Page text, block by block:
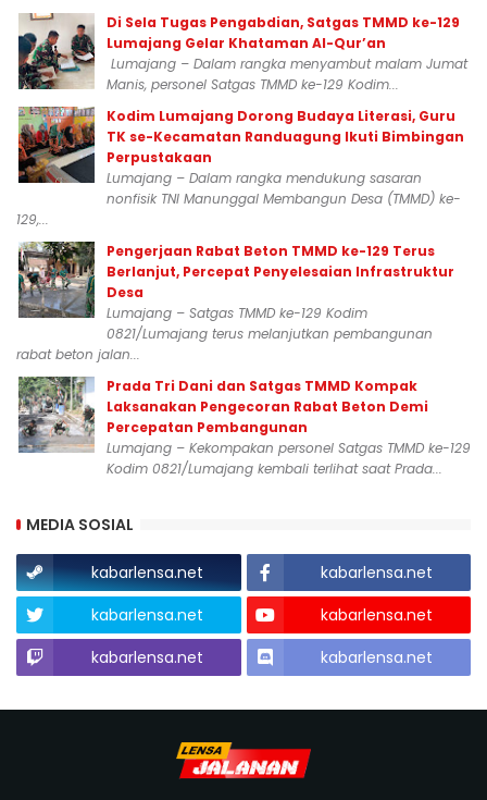
Di Sela Tugas Pengabdian, Satgas TMMD ke-129
Lumajang Gelar Khataman Al-Qur’an
Lumajang – Dalam rangka menyambut malam Jumat
Manis, personel Satgas TMMD ke-129 Kodim...
Kodim Lumajang Dorong Budaya Literasi, Guru
TK se-Kecamatan Randuagung Ikuti Bimbingan
Perpustakaan
Lumajang – Dalam rangka mendukung sasaran
nonfisik TNI Manunggal Membangun Desa (TMMD) ke-
129,...
Pengerjaan Rabat Beton TMMD ke-129 Terus
Berlanjut, Percepat Penyelesaian Infrastruktur
Desa
Lumajang – Satgas TMMD ke-129 Kodim
0821/Lumajang terus melanjutkan pembangunan
rabat beton jalan...
Prada Tri Dani dan Satgas TMMD Kompak
Laksanakan Pengecoran Rabat Beton Demi
Percepatan Pembangunan
Lumajang – Kekompakan personel Satgas TMMD ke-129
Kodim 0821/Lumajang kembali terlihat saat Prada...
MEDIA SOSIAL
kabarlensa.net
kabarlensa.net
kabarlensa.net
kabarlensa.net
kabarlensa.net
kabarlensa.net